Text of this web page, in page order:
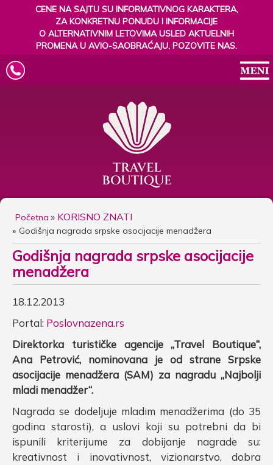
CENE NA SAJTU SU INFORMATIVNOG KARAKTERA,
ZA KONKRETNU PONUDU I INFORMACIJE
O ALTERNATIVNIM LETOVIMA USLED AKTUELNIH
PROMENA U AVIO-SAOBRAĆAJU, POZOVITE NAS.
Početna » KORISNO ZNATI
Godišnja nagrada srpske asocijacije menadžera
Godišnja nagrada srpske asocijacije
menadžera
18.12.2013
Portal: Poslovnazena.rs
Direktorka turističke agencije „Travel Boutique“,
Ana Petrović, nominovana je od strane Srpske
asocijacije menadžera (SAM) za nagradu „Najbolji
mladi menadžer“.
Nagrada se dodeljuje mladim menadžerima (do 35
godina starosti), a uslovi koji su potrebni da bi
ispunili kriterijume za dobijanje nagrade su:
kreativnost i inovativnost, vizionarstvo, dobra